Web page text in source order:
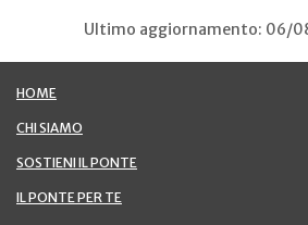
Ultimo aggiornamento: 06/
HOME
CHI SIAMO
SOSTIENI IL PONTE
IL PONTE PER TE